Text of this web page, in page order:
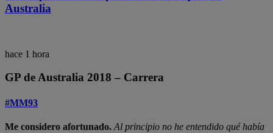
Australia
hace 1 hora
GP de Australia 2018 – Carrera
#MM93
Me considero afortunado. Al principio no he entendido qué había